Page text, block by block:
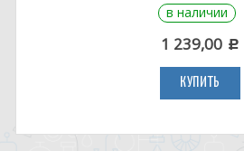
в наличии
1 239,00 c
КУПИТЬ